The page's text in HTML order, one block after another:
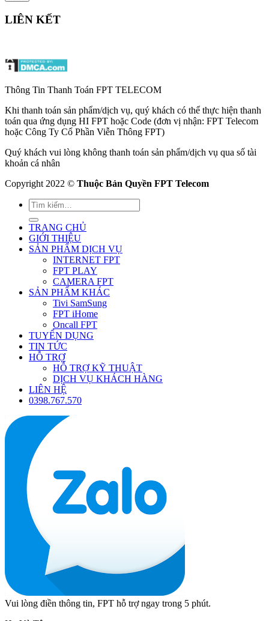
LIÊN KẾT
Thông Tin Thanh Toán FPT TELECOM
Khi thanh toán sản phẩm/dịch vụ, quý khách có thể thực hiện thanh
toán qua ứng dụng HI FPT hoặc Code (đơn vị nhận: FPT Telecom
hoặc Công Ty Cổ Phần Viễn Thông FPT)
Quý khách vui lòng không thanh toán sản phẩm/dịch vụ qua số tài
khoản cá nhân
Copyright 2022 © Thuộc Bản Quyền FPT Telecom
TRANG CHỦ
GIỚI THIỆU
SẢN PHẨM DỊCH VỤ
INTERNET FPT
FPT PLAY
CAMERA FPT
SẢN PHẨM KHÁC
Tivi SamSung
FPT iHome
Oncall FPT
TUYỂN DỤNG
TIN TỨC
HỖ TRỢ
HỖ TRỢ KỸ THUẬT
DỊCH VỤ KHÁCH HÀNG
LIÊN HỆ
0398.767.570
Vui lòng điền thông tin, FPT hỗ trợ ngay trong 5 phút.